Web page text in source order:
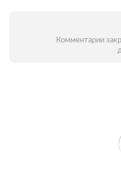
Комментарии